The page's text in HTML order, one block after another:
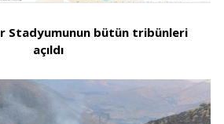
Stadyumunun bütün tribünleri
açıldı